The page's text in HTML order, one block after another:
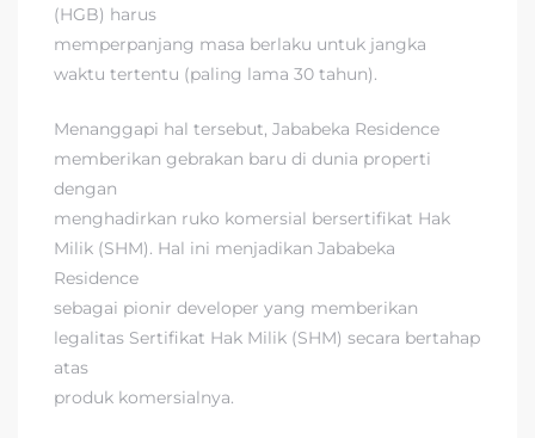
(HGB) harus
memperpanjang masa berlaku untuk jangka
waktu tertentu (paling lama 30 tahun).
Menanggapi hal tersebut, Jababeka Residence
memberikan gebrakan baru di dunia properti
dengan
menghadirkan ruko komersial bersertifikat Hak
Milik (SHM). Hal ini menjadikan Jababeka
Residence
sebagai pionir developer yang memberikan
legalitas Sertifikat Hak Milik (SHM) secara bertahap
atas
produk komersialnya.